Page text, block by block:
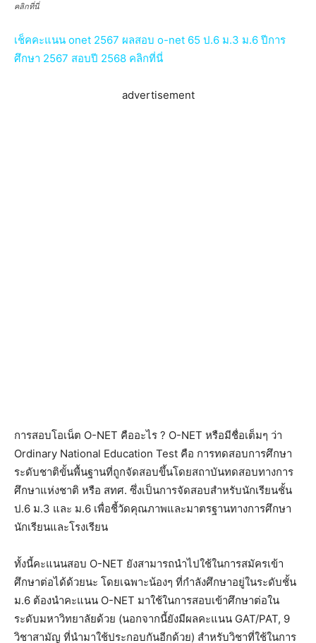
คลิกที่นี่
เช็คคะแนน onet 2567 ผลสอบ o-net 65 ป.6 ม.3 ม.6 ปีการ
ศึกษา 2567 สอบปี 2568 คลิกที่นี่
advertisement
การสอบโอเน็ต O-NET คืออะไร ? O-NET หรือมีชื่อเต็มๆ ว่า
Ordinary National Education Test คือ การทดสอบการศึกษา
ระดับชาติขั้นพื้นฐานที่ถูกจัดสอบขึ้นโดยสถาบันทดสอบทางการ
ศึกษาแห่งชาติ หรือ สทศ. ซึ่งเป็นการจัดสอบสำหรับนักเรียนชั้น
ป.6 ม.3 และ ม.6 เพื่อชี้วัดคุณภาพและมาตรฐานทางการศึกษา
นักเรียนและโรงเรียน
ทั้งนี้คะแนนสอบ O-NET ยังสามารถนำไปใช้ในการสมัครเข้า
ศึกษาต่อได้ด้วยนะ โดยเฉพาะน้องๆ ที่กำลังศึกษาอยู่ในระดับชั้น
ม.6 ต้องนำคะแนน O-NET มาใช้ในการสอบเข้าศึกษาต่อใน
ระดับมหาวิทยาลัยด้วย (นอกจากนี้ยังมีผลคะแนน GAT/PAT, 9
วิชาสามัญ ที่นำมาใช้ประกอบกันอีกด้วย) สำหรับวิชาที่ใช้ในการ